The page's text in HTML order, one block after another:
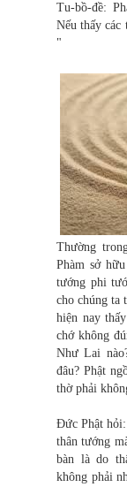
Tu-bồ-đề:
Nếu thấy
"
Thường
Phàm sở
tướng phi
cho chúng ta
hiện nay
chớ không
Như Lai
đâu? Phật
thờ phải
Đức Phật
thân tướng
bàn là do
không phải